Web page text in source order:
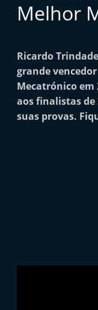
Melhor
Ricardo
grande
Mecatrónico em
aos finalistas
suas provas.